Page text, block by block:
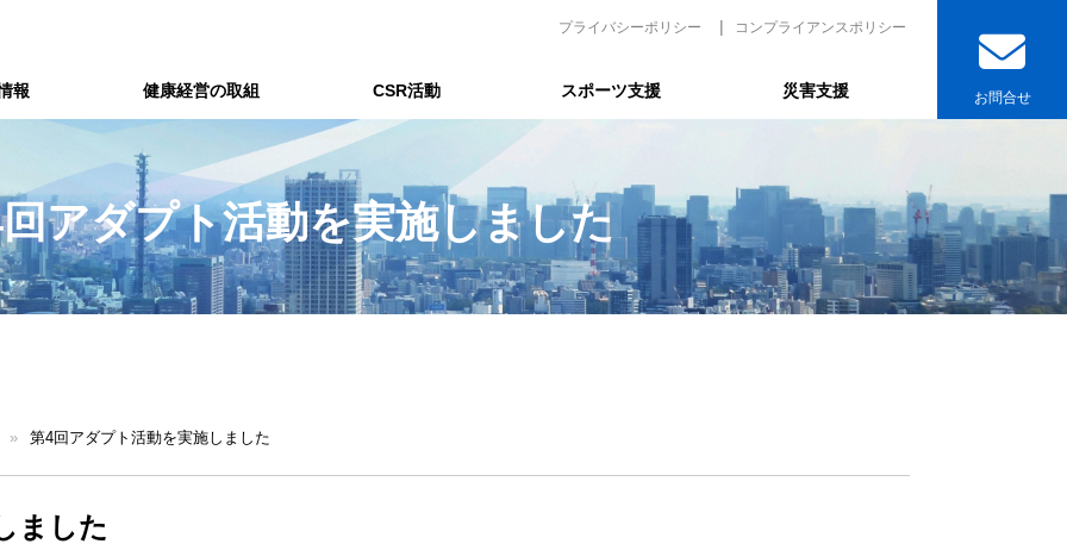
プライバシーポリシー コンプライアンスポリシー
お問合せ
報 健康経営の取組 CSR活動 スポーツ支援 災害支援
アダプト活動を実施しました
» 第4回アダプト活動を実施しました
ました